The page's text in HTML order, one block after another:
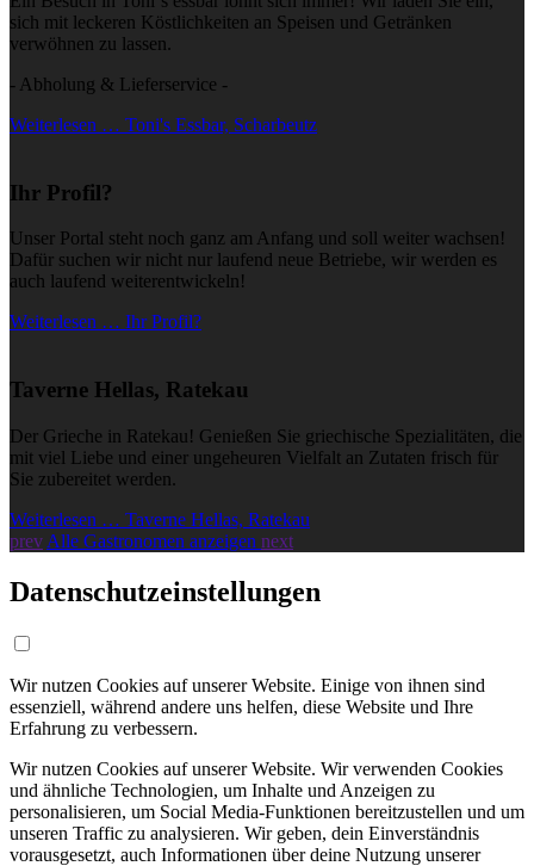
sich mit leckeren Köstlichkeiten an Speisen und Getränken
verwöhnen zu lassen.
- Abholung & Lieferservice -
Weiterlesen … Toni's Essbar, Scharbeutz
Ihr Profil?
Unser Portal steht noch ganz am Anfang und soll weiter wachsen!
Dafür suchen wir nicht nur laufend neue Betriebe, wir werden es
auch laufend weiterentwickeln!
Weiterlesen … Ihr Profil?
Taverne Hellas, Ratekau
Der Grieche in Ratekau! Genießen Sie griechische Spezialitäten, die
mit viel Liebe und einer ungeheuren Vielfalt an Zutaten frisch für
Sie zubereitet werden.
Weiterlesen … Taverne Hellas, Ratekau
prev Alle Gastronomen anzeigen next
Datenschutzeinstellungen
Wir nutzen Cookies auf unserer Website. Einige von ihnen sind
essenziell, während andere uns helfen, diese Website und Ihre
Erfahrung zu verbessern.
Wir nutzen Cookies auf unserer Website. Wir verwenden Cookies
und ähnliche Technologien, um Inhalte und Anzeigen zu
personalisieren, um Social Media-Funktionen bereitzustellen und um
unseren Traffic zu analysieren. Wir geben, dein Einverständnis
vorausgesetzt, auch Informationen über deine Nutzung unserer